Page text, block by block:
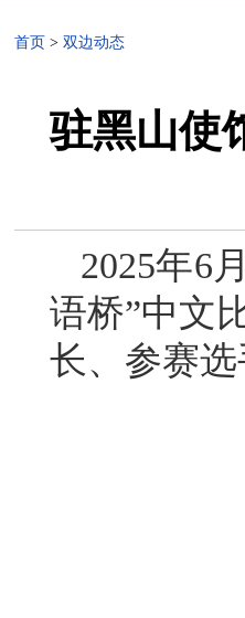
首页 > 双边动态
驻黑山使
2025年6
语桥”中文
长、参赛